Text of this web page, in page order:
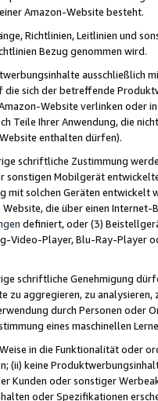
Amazon-Website besteht.
Richtlinien, Leitlinien und
Bezug genommen wird.
ausschließlich
sich der betreffende
Website verlinken oder
Teile Ihrer Anwendung, die
enthalten dürfen).
schriftliche Zustimmung
Mobilgerät
mit solchen Geräten
die über einen
definiert, oder (3)
Player, Blu-Ray-Player
schriftliche Genehmigung
zu aggregieren, zu
durch Personen
eines maschinellen
in die Funktionalität oder
(ii) keine
Kunden oder sonstiger
oder Spezifikationen